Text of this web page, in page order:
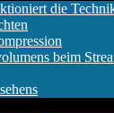
die
beim